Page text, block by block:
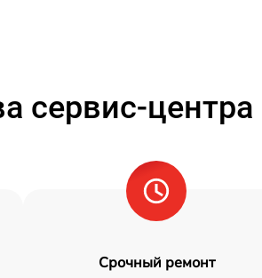
сервис-центра
Срочный ремонт